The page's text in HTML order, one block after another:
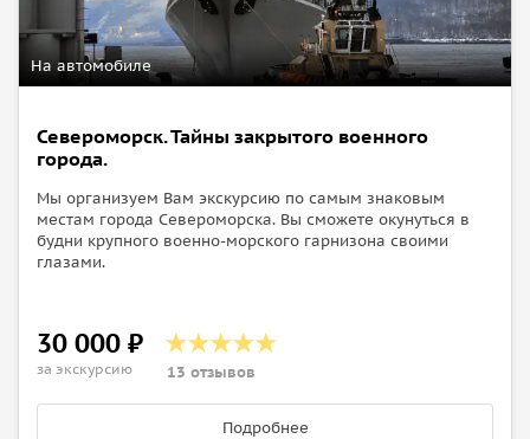
На автомобиле
Североморск. Тайны закрытого военного
города.
Мы организуем Вам экскурсию по самым знаковым
местам города Североморска. Вы сможете окунуться в
будни крупного военно-морского гарнизона своими
глазами.
30 000 ₽
за экскурсию 13 отзывов
Подробнее